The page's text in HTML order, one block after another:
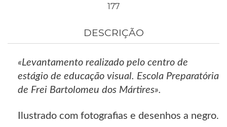
177
DESCRIÇÃO
«Levantamento realizado pelo centro de
estágio de educação visual. Escola Preparatória
de Frei Bartolomeu dos Mártires».
Ilustrado com fotografias e desenhos a negro.